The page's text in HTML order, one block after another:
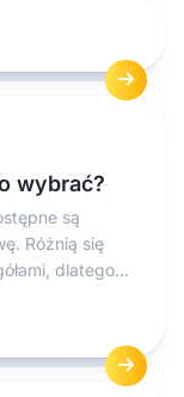
wybrać?
są
Różnią się
dlatego...